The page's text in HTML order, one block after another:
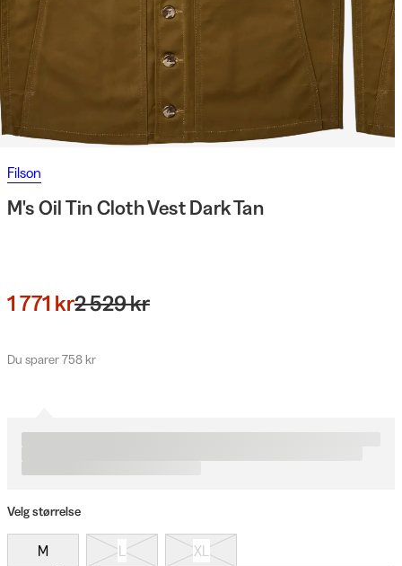
Filson
M's Oil Tin Cloth Vest Dark Tan
1 771 kr2 529 kr
Du sparer 758 kr
Velg størrelse
M L XL